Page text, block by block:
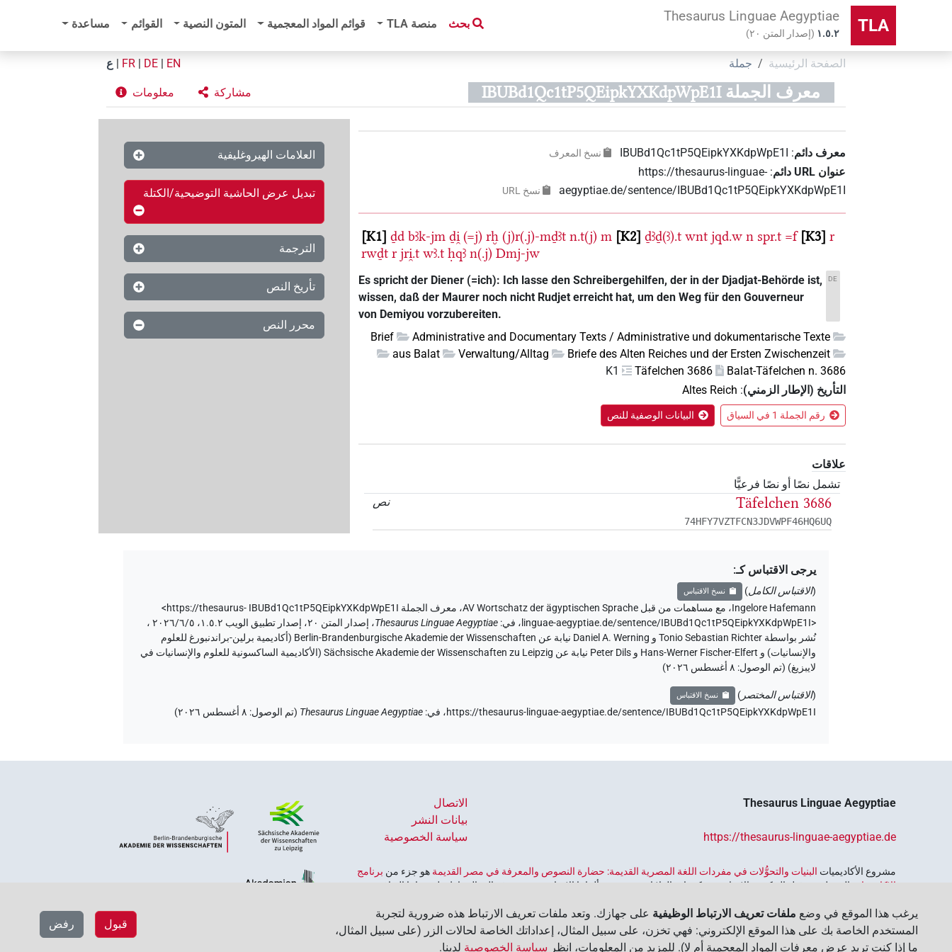
TLA
Thesaurus Linguae Aegyptiae
۱.٥.٢ (إصدار المتن ٢٠)
بحث منصة‏ ‏TLA قوائم المواد المعجمية المتون النصية القوائم مساعدة
الصفحة الرئيسية جملة EN
DE
FR ع
معرف الجملة IBUBd1Qc1tP5QEipkYXKdpWpE1I مشاركة معلومات
معرف دائم:
IBUBd1Qc1tP5QEipkYXKdpWpE1I نسخ المعرف
عنوان‏ ‏URL‏ دائم :
https://thesaurus-linguae-
aegyptiae.de/sentence/IBUBd1Qc1tP5QEipkYXKdpWpE1I
نسخ‏ ‏URL
K1 ḏd bꜣk-jm ḏi̯ (=j) rḫ (j)r(.j)-mḏꜣt n.t(j) m K2 ḏꜣḏ(ꜣ).t wnt jqd.w n spr.t =f K3 r
rwḏt r jri̯.t wꜣ.t ḥqꜣ n(.j) Dmj-jw
DE
Es spricht der Diener (=ich): Ich lasse den Schreibergehilfen, der in der Djadjat-Behörde ist,
wissen, daß der Maurer noch nicht Rudjet erreicht hat, um den Weg für den Gouverneur
von Demiyou vorzubereiten.
Administrative and Documentary Texts / Administrative und dokumentarische Texte
Brief
Briefe des Alten Reiches und der Ersten Zwischenzeit
Verwaltung/Alltag
aus Balat
Balat-Täfelchen n. 3686
Täfelchen 3686
K1
التأريخ (الإطار الزمني):
Altes Reich
رقم الجملة 1 في السياق البيانات الوصفية للنص
علاقات
تشمل نصًا أو نصًا فرعيًّا
نص
Täfelchen 3686
74HFY7VZTFCN3JDVWPF46HQ6UQ
العلامات الهيروغليفية
تبديل عرض الحاشية التوضيحية/الكتلة
الترجمة
تأريخ النص
محرر النص
يرجى الاقتباس كـ:
(الاقتباس الكامل) نسخ الاقتباس
Ingelore Hafemann، مع مساهمات من قبل AV Wortschatz der ägyptischen Sprache، معرف الجملة IBUBd1Qc1tP5QEipkYXKdpWpE1I
<https://thesaurus-
linguae-aegyptiae.de/sentence/IBUBd1Qc1tP5QEipkYXKdpWpE1I> ، في:
Thesaurus Linguae Aegyptiae،
إصدار المتن ٢٠، إصدار تطبيق الويب ۱.٥.٢، ٢٠٢٦/٦/٥ ،
نُشر بواسطة Tonio Sebastian Richter و Daniel A. Werning نيابة عن Berlin-Brandenburgische Akademie der Wissenschaften (أكاديمية برلين-براندنبورغ للعلوم
والإنسانيات) و Hans-Werner Fischer-Elfert و Peter Dils نيابة عن Sächsische Akademie der Wissenschaften zu Leipzig (الأكاديمية الساكسونية للعلوم والإنسانيات في
لايبزيغ) (تم الوصول: ٨ أغسطس ٢٠٢٦ )
(الاقتباس المختصر) نسخ الاقتباس
https://thesaurus-linguae-aegyptiae.de/sentence/IBUBd1Qc1tP5QEipkYXKdpWpE1I، في:
Thesaurus Linguae Aegyptiae
(تم الوصول: ٨ أغسطس ٢٠٢٦ )
Thesaurus Linguae Aegyptiae
https://thesaurus-linguae-aegyptiae.de
الاتصال
بيانات النشر
سياسة الخصوصية
مشروع الأكاديميات ‏ البنيات والتحوُّلات في مفردات اللغة المصرية القديمة: حضارة النصوص والمعرفة في مصر القديمة هو جزء من برنامج
الاكاديميات
الممول من قبل الحكومة الاتحادية وحكومات الولايات بجمهورية ألمانيا الاتحادية، وهو يهدف إلى الحفاظ على تراثنا الثقافي
يرغب هذا الموقع في وضع ملفات تعريف الارتباط الوظيفية على جهازك. وتعد ملفات تعريف الارتباط هذه ضرورية لتجربة
المستخدم الخاصة بك على هذا الموقع الإلكتروني: فهي تخزن، على سبيل المثال، إعداداتك الخاصة لحالات الزر (على سبيل المثال،
ما إذا كنت تريد عرض معرفات المواد المعجمية أم لا). للمزيد من المعلومات، انظر سياسة الخصوصية لدينا.‏
رفض قبول